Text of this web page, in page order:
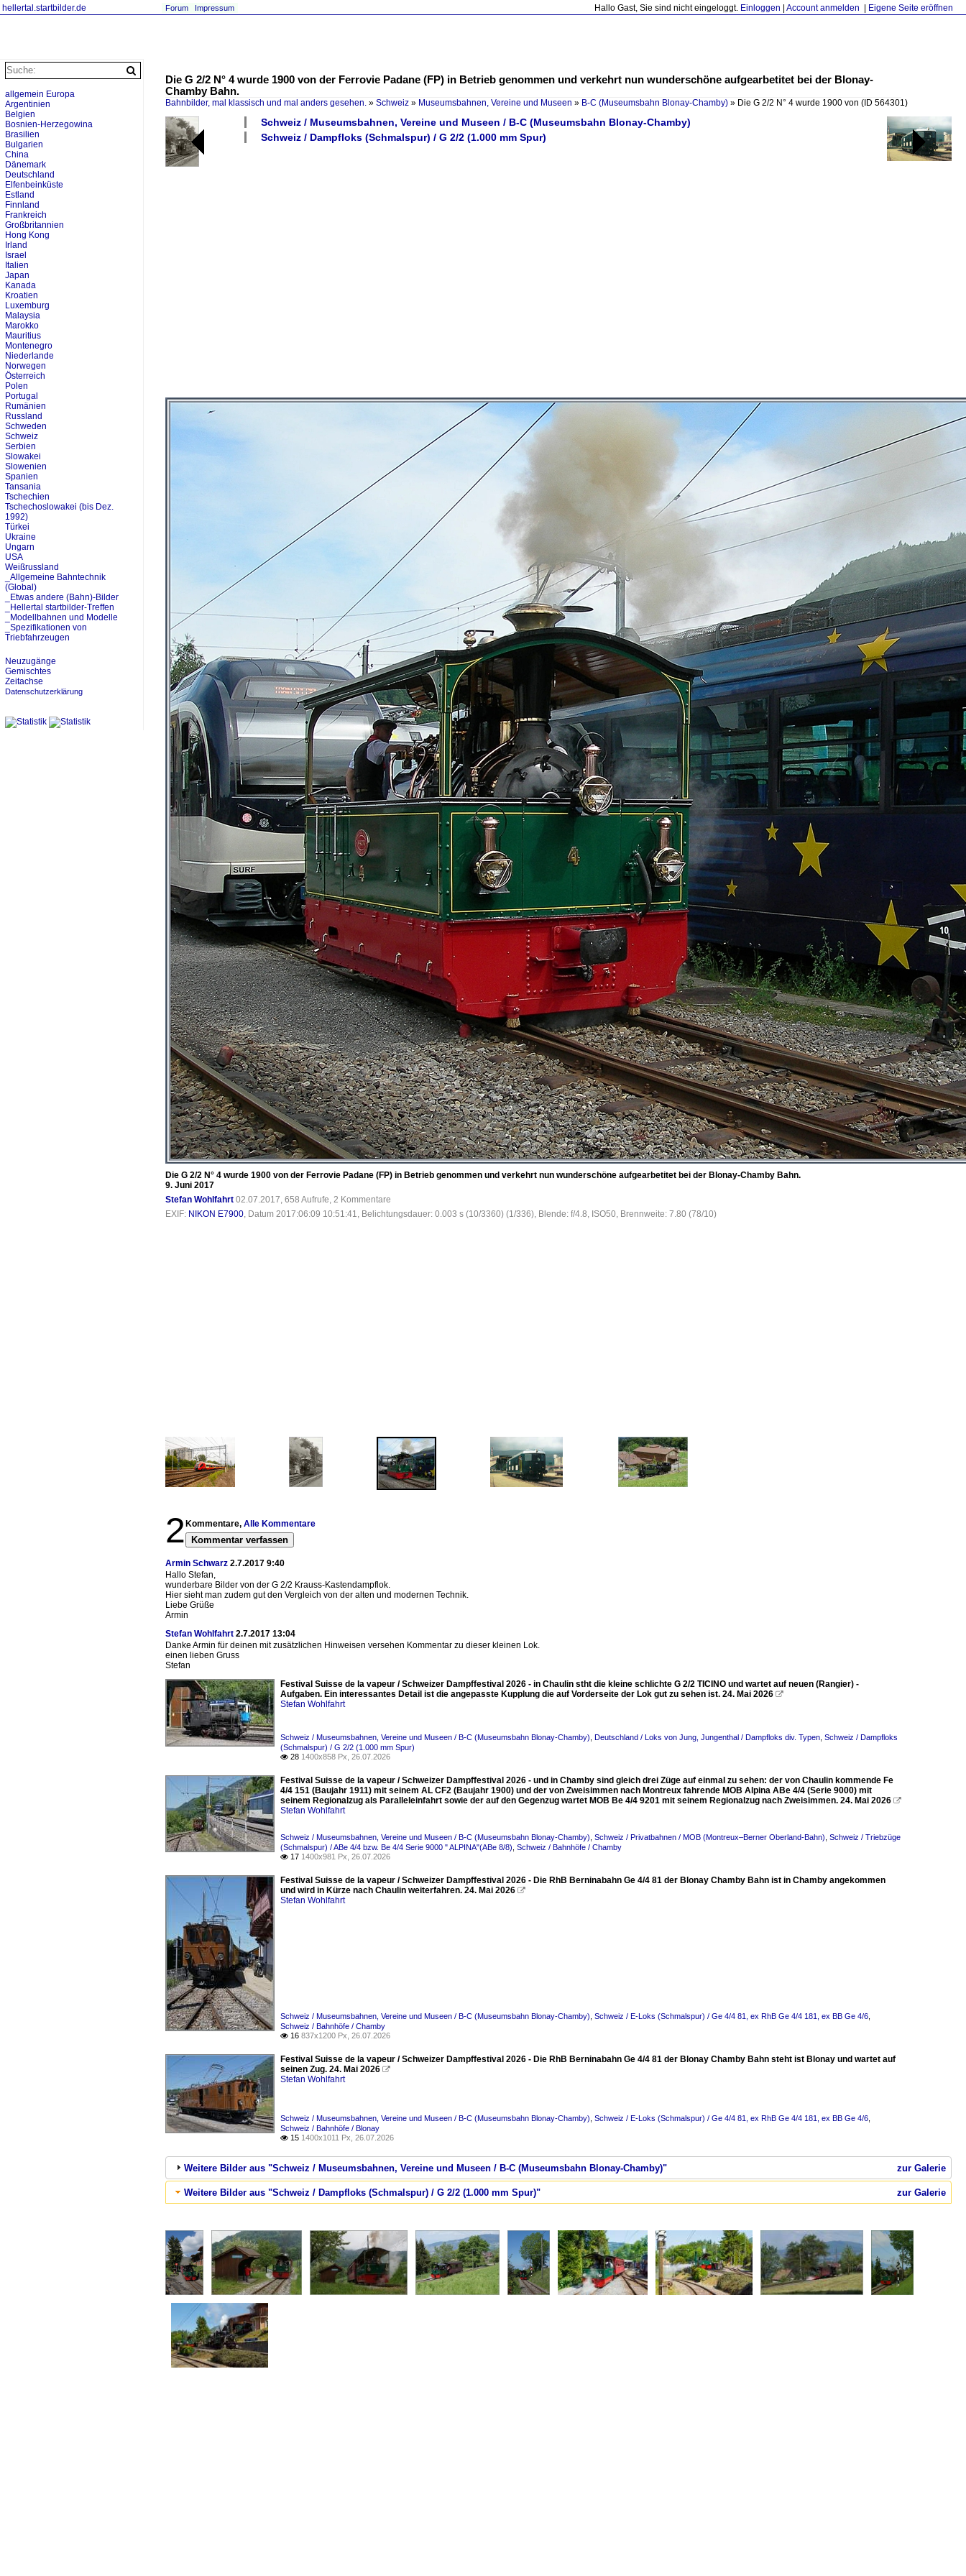
hellertal.startbilder.de Hallo Gast, Sie sind nicht eingeloggt. Einloggen Account anmelden Eigene Seite eröffnen
Forum Impressum
Die G 2/2 N° 4 wurde 1900 von der Ferrovie Padane (FP) in Betrieb genommen und verkehrt nun wunderschöne aufgearbetitet bei der Blonay-
Chamby Bahn.
Bahnbilder, mal klassisch und mal anders gesehen. » Schweiz » Museumsbahnen, Vereine und Museen » B-C (Museumsbahn Blonay-Chamby) » Die G 2/2 N° 4 wurde 1900 von (ID 564301)
Schweiz / Museumsbahnen, Vereine und Museen / B-C (Museumsbahn Blonay-Chamby)
Schweiz / Dampfloks (Schmalspur) / G 2/2 (1.000 mm Spur)
Die G 2/2 N° 4 wurde 1900 von der Ferrovie Padane (FP) in Betrieb genommen und verkehrt nun wunderschöne aufgearbetitet bei der Blonay-Chamby Bahn.
9. Juni 2017
Stefan Wohlfahrt 02.07.2017, 658 Aufrufe, 2 Kommentare
EXIF: NIKON E7900, Datum 2017:06:09 10:51:41, Belichtungsdauer: 0.003 s (10/3360) (1/336), Blende: f/4.8, ISO50, Brennweite: 7.80 (78/10)
2 Kommentare, Alle Kommentare
Kommentar verfassen
Armin Schwarz 2.7.2017 9:40
Hallo Stefan,
wunderbare Bilder von der G 2/2 Krauss-Kastendampflok.
Hier sieht man zudem gut den Vergleich von der alten und modernen Technik.
Liebe Grüße
Armin
Stefan Wohlfahrt 2.7.2017 13:04
Danke Armin für deinen mit zusätzlichen Hinweisen versehen Kommentar zu dieser kleinen Lok.
einen lieben Gruss
Stefan
Festival Suisse de la vapeur / Schweizer Dampffestival 2026 - in Chaulin stht die kleine schlichte G 2/2 TICINO und wartet auf neuen (Rangier) -
Aufgaben. Ein interessantes Detail ist die angepasste Kupplung die auf Vorderseite der Lok gut zu sehen ist. 24. Mai 2026 
Stefan Wohlfahrt
Schweiz / Museumsbahnen, Vereine und Museen / B-C (Museumsbahn Blonay-Chamby) Deutschland / Loks von Jung, Jungenthal / Dampfloks div. Typen Schweiz / Dampfloks
(Schmalspur) / G 2/2 (1.000 mm Spur)
 28 1400x858 Px, 26.07.2026
Festival Suisse de la vapeur / Schweizer Dampffestival 2026 - und in Chamby sind gleich drei Züge auf einmal zu sehen: der von Chaulin kommende Fe
4/4 151 (Baujahr 1911) mit seinem AL CF2 (Baujahr 1900) und der von Zweisimmen nach Montreux fahrende MOB Alpina ABe 4/4 (Serie 9000) mit
seinem Regionalzug als Paralleleinfahrt sowie der auf den Gegenzug wartet MOB Be 4/4 9201 mit seinem Regionalzug nach Zweisimmen. 24. Mai 2026 
Stefan Wohlfahrt
Schweiz / Museumsbahnen, Vereine und Museen / B-C (Museumsbahn Blonay-Chamby) Schweiz / Privatbahnen / MOB (Montreux–Berner Oberland-Bahn) Schweiz / Triebzüge
(Schmalspur) / ABe 4/4 bzw. Be 4/4 Serie 9000 " ALPINA"(ABe 8/8) Schweiz / Bahnhöfe / Chamby
 17 1400x981 Px, 26.07.2026
Festival Suisse de la vapeur / Schweizer Dampffestival 2026 - Die RhB Berninabahn Ge 4/4 81 der Blonay Chamby Bahn ist in Chamby angekommen
und wird in Kürze nach Chaulin weiterfahren. 24. Mai 2026 
Stefan Wohlfahrt
Schweiz / Museumsbahnen, Vereine und Museen / B-C (Museumsbahn Blonay-Chamby) Schweiz / E-Loks (Schmalspur) / Ge 4/4 81, ex RhB Ge 4/4 181, ex BB Ge 4/6
Schweiz / Bahnhöfe / Chamby
 16 837x1200 Px, 26.07.2026
Festival Suisse de la vapeur / Schweizer Dampffestival 2026 - Die RhB Berninabahn Ge 4/4 81 der Blonay Chamby Bahn steht ist Blonay und wartet auf
seinen Zug. 24. Mai 2026 
Stefan Wohlfahrt
Schweiz / Museumsbahnen, Vereine und Museen / B-C (Museumsbahn Blonay-Chamby) Schweiz / E-Loks (Schmalspur) / Ge 4/4 81, ex RhB Ge 4/4 181, ex BB Ge 4/6
Schweiz / Bahnhöfe / Blonay
 15 1400x1011 Px, 26.07.2026
zur Galerie
Weitere Bilder aus "Schweiz / Museumsbahnen, Vereine und Museen / B-C (Museumsbahn Blonay-Chamby)"
zur Galerie
Weitere Bilder aus "Schweiz / Dampfloks (Schmalspur) / G 2/2 (1.000 mm Spur)"
allgemein Europa
Argentinien
Belgien
Bosnien-Herzegowina
Brasilien
Bulgarien
China
Dänemark
Deutschland
Elfenbeinküste
Estland
Finnland
Frankreich
Großbritannien
Hong Kong
Irland
Israel
Italien
Japan
Kanada
Kroatien
Luxemburg
Malaysia
Marokko
Mauritius
Montenegro
Niederlande
Norwegen
Österreich
Polen
Portugal
Rumänien
Russland
Schweden
Schweiz
Serbien
Slowakei
Slowenien
Spanien
Tansania
Tschechien
Tschechoslowakei (bis Dez.
1992)
Türkei
Ukraine
Ungarn
USA
Weißrussland
_Allgemeine Bahntechnik
(Global)
_Etwas andere (Bahn)-Bilder
_Hellertal startbilder-Treffen
_Modellbahnen und Modelle
_Spezifikationen von
Triebfahrzeugen
Neuzugänge
Gemischtes
Zeitachse
Datenschutzerklärung